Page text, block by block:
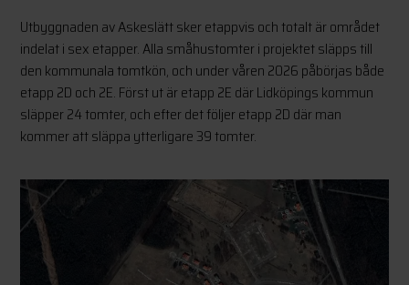
Utbyggnaden av Askeslätt sker etappvis och totalt är området
indelat i sex etapper. Alla småhustomter i projektet släpps till
den kommunala tomtkön, och under våren 2026 påbörjas både
etapp 2D och 2E. Först ut är etapp 2E där Lidköpings kommun
släpper 24 tomter, och efter det följer etapp 2D där man
kommer att släppa ytterligare 39 tomter.